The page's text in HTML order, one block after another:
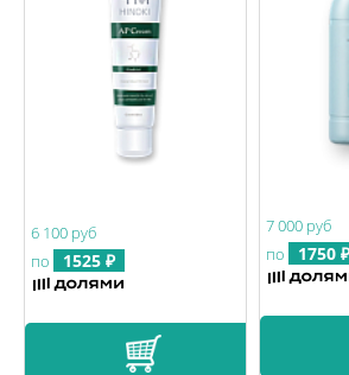
6 100 руб
по
1525 ₽
7 000 руб
по
1750 ₽